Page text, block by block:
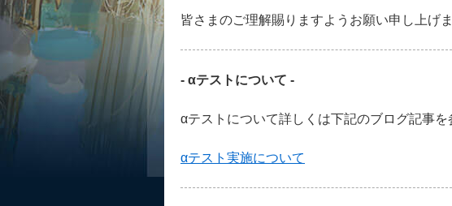
皆さまのご理解賜りますようお願い申し上げ
- αテストについて -
αテストについて詳しくは下記のブログ記事を
αテスト実施について